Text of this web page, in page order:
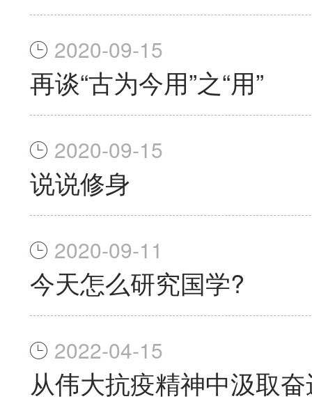
2020-09-15
再谈“古为今用”之“用”
2020-09-15
说说修身
2020-09-11
今天怎么研究国学?
2022-04-15
从伟大抗疫精神中汲取